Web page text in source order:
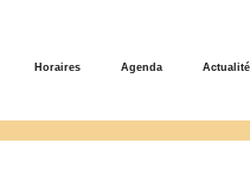
Horaires Agenda